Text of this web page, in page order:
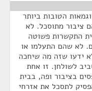
הטובות ביותר
ציבור מתוסכל. לא
התקשרות פשוטה
לא שהם התעלמו או
ידעו שזה מה שיחכה
לשולחן. זו אחת
בציבור ופה, בבית
לתסכל את אזרחי